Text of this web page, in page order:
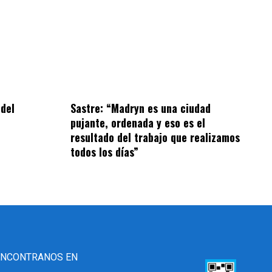
Sastre: “Madryn es una ciudad
pujante, ordenada y eso es el
resultado del trabajo que realizamos
todos los días”
EN